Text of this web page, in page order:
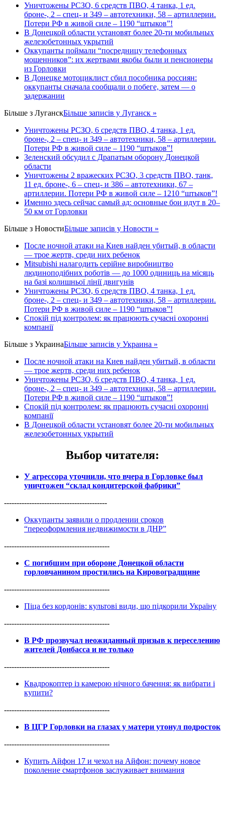
Уничтожены РСЗО, 6 средств ПВО, 4 танка, 1 ед.
броне-, 2 – спец- и 349 – автотехники, 58 – артиллерии.
Потери РФ в живой силе – 1190 “штыков”!
В Донецкой области установят более 20-ти мобильных
железобетонных укрытий
Оккупанты поймали “посредницу телефонных
мошенников”: их жертвами якобы были и пенсионеры
из Горловки
В Донецке мотоциклист сбил пособника россиян:
оккупанты сначала сообщали о побеге, затем — о
задержании
Більше з ЛуганскБільше записів у Луганск »
Уничтожены РСЗО, 6 средств ПВО, 4 танка, 1 ед.
броне-, 2 – спец- и 349 – автотехники, 58 – артиллерии.
Потери РФ в живой силе – 1190 “штыков”!
Зеленский обсудил с Драпатым оборону Донецкой
области
Уничтожены 2 вражеских РСЗО, 3 средств ПВО, танк,
11 ед. броне-, 6 – спец- и 386 – автотехники, 67 –
артиллерии. Потери РФ в живой силе – 1210 “штыков”!
Именно здесь сейчас самый ад: основные бои идут в 20–
50 км от Горловки
Більше з НовостиБільше записів у Новости »
После ночной атаки на Киев найден убитый, в области
— трое жертв, среди них ребенок
Mitsubishi налагодить серійне виробництво
людиноподібних роботів — до 1000 одиниць на місяць
на базі колишньої лінії двигунів
Уничтожены РСЗО, 6 средств ПВО, 4 танка, 1 ед.
броне-, 2 – спец- и 349 – автотехники, 58 – артиллерии.
Потери РФ в живой силе – 1190 “штыков”!
Спокій під контролем: як працюють сучасні охоронні
компанії
Більше з УкраинаБільше записів у Украина »
После ночной атаки на Киев найден убитый, в области
— трое жертв, среди них ребенок
Уничтожены РСЗО, 6 средств ПВО, 4 танка, 1 ед.
броне-, 2 – спец- и 349 – автотехники, 58 – артиллерии.
Потери РФ в живой силе – 1190 “штыков”!
Спокій під контролем: як працюють сучасні охоронні
компанії
В Донецкой области установят более 20-ти мобильных
железобетонных укрытий
Выбор читателя:
У агрессора уточнили, что вчера в Горловке был
уничтожен “склад кондитерской фабрики”
-----------------------------------------
Оккупанты заявили о продлении сроков
“переоформления недвижимости в ДНР”
------------------------------------------
С погибшим при обороне Донецкой области
горловчанином простились на Кировоградщине
------------------------------------------
Піца без кордонів: культові види, що підкорили Україну
------------------------------------------
В РФ прозвучал неожиданный призыв к переселению
жителей Донбасса и не только
------------------------------------------
Квадрокоптер із камерою нічного бачення: як вибрати і
купити?
------------------------------------------
В ЦГР Горловки на глазах у матери утонул подросток
------------------------------------------
Купить Айфон 17 и чехол на Айфон: почему новое
поколение смартфонов заслуживает внимания